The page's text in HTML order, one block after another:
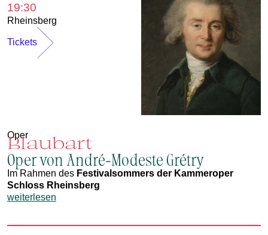
19:30
Rheinsberg
Tickets
Oper
Blaubart
Oper von André-Modeste Grétry
Im Rahmen des Festivalsommers der Kammeroper
Schloss Rheinsberg
weiterlesen